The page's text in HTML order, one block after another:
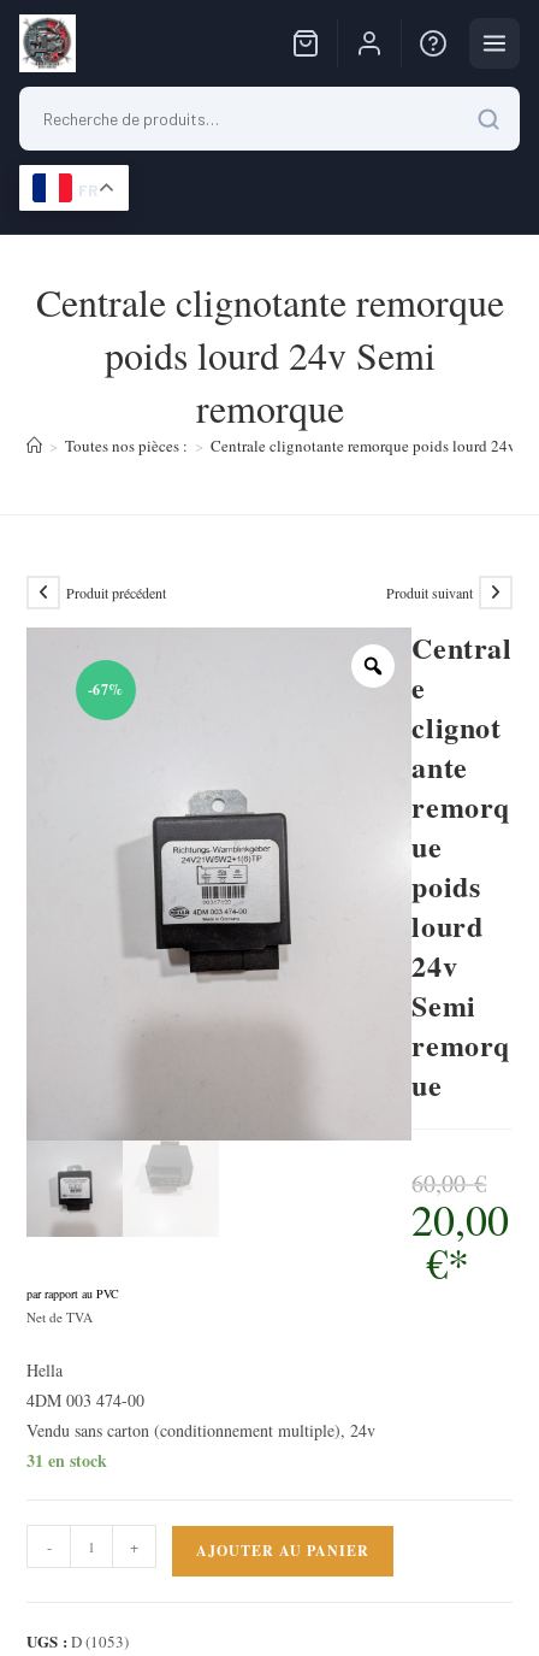
FR
contentCentrale clignotante remorque
poids lourd 24v Semi
remorque
> Toutes nos pièces : > Centrale clignotante remorque poids lourd 24v
-67%
Produit précédent Produit suivant
Central
e
clignot
ante
remorq
ue
poids
lourd
24v
Semi
remorq
ue
60,00€
Le
prix
initial
était :
60,00 €.
20,00
€*
par rapport au PVC
Le
actuel
est :
20,00 €.
Net de TVA
Hella
4DM 003 474-00
Vendu sans carton (conditionnement multiple), 24v
31 en stock
de
- + AJOUTER AU PANIER
UGS :D (1053)